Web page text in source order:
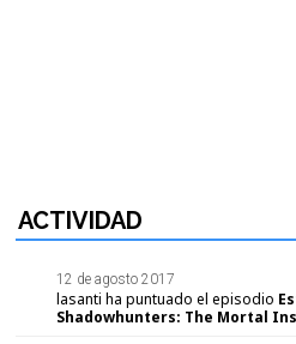
ACTIVIDAD
12 de agosto 2017
lasanti ha puntuado el episodio
Shadowhunters: The Mortal